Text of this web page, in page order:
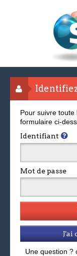
Pour suivre
formulaire ci-
Identifiant
Mot de passe
J'ai
Une question ?